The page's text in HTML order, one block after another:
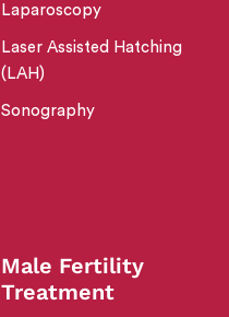
Laparoscopy
Laser Assisted Hatching
(LAH)
Sonography
Male Fertility
Treatment